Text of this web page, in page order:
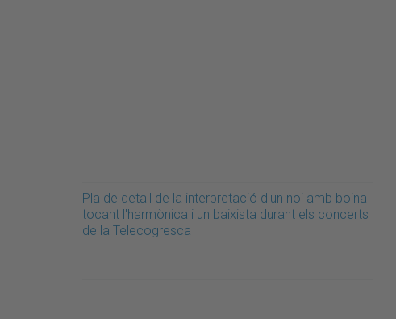
Pla de detall de la interpretació d'un noi amb boina
tocant l'harmònica i un baixista durant els concerts
de la Telecogresca